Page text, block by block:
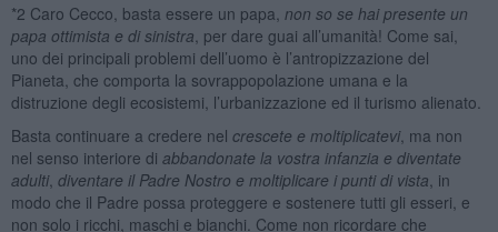
*2 Caro Cecco, basta essere un papa, non so se hai presente un
papa ottimista e di sinistra , per dare guai all’umanità! Come sai,
uno dei principali problemi dell’uomo è l’antropizzazione del
Pianeta, che comporta la sovrappopolazione umana e la
distruzione degli ecosistemi, l’urbanizzazione ed il turismo alienato.
Basta continuare a credere nel crescete e moltiplicatevi, ma non
nel senso interiore di abbandonate la vostra infanzia e diventate
adulti, diventare il Padre Nostro e moltiplicare i punti di vista , in
modo che il Padre possa proteggere e sostenere tutti gli esseri, e
non solo i ricchi, maschi e bianchi. Come non ricordare che